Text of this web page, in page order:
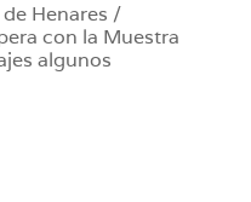
Henares /
con la Muestra
algunos